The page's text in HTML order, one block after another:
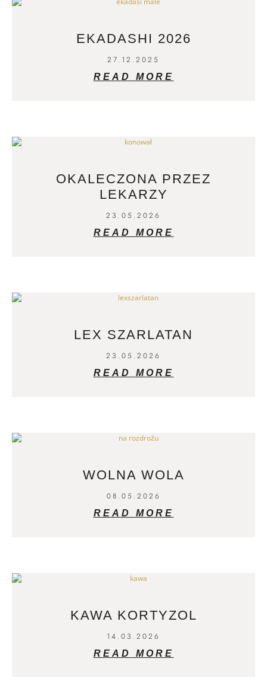
EKADASHI 2026
27.12.2025
READ MORE
OKALECZONA PRZEZ
LEKARZY
23.05.2026
READ MORE
LEX SZARLATAN
23.05.2026
READ MORE
WOLNA WOLA
08.05.2026
READ MORE
KAWA KORTYZOL
14.03.2026
READ MORE